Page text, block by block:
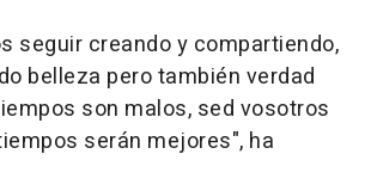
seguir creando y compartiendo,
belleza pero también verdad
son malos, sed vosotros
serán mejores", ha